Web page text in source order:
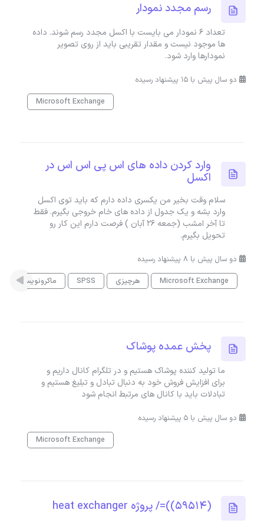
رسم مجدد نمودار
تعداد ۶ نمودار می بایست با اکسل مجدد رسم شوند. داده
ها موجود نیست و مقدار تقریبی باید از روی تصویر
نمودارها وارد شود.
دو سال پیش با 15 پیشنهاد رسیده
Microsoft Exchange
وارد کردن داده های اس پی اس اس در
اکسل
سلام وقت بخیر من یکسری داده دارم که باید توی اکسل
وارد بشه و یک جدول از داده های خام خروجی بگیرم. فقط
تا آخر امشب (جمعه ۲۶ آبان ) فرصت دارم این کار رو
تحویل بگیرم.
دو سال پیش با 8 پیشنهاد رسیده
Microsoft Exchange
هرچیزی SPSS ماکرونویسی در
پخش عمده پوشاک
ما تولید کننده پوشاک هستیم و در تلگرام کانال داریم و
برای افزایش فروش خود به دنبال تبادل و تبلیغ هستیم و
تبادلات باید با کانال های مرتبط انجام شود
دو سال پیش با 5 پیشنهاد رسیده
Microsoft Exchange
(59514))=/ پروژه heat exchanger